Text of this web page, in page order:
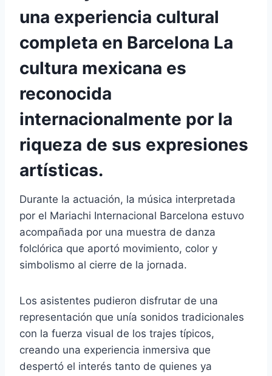
una experiencia cultural
completa en Barcelona La
cultura mexicana es
reconocida
internacionalmente por la
riqueza de sus expresiones
artísticas.
Durante la actuación, la música interpretada
por el Mariachi Internacional Barcelona estuvo
acompañada por una muestra de danza
folclórica que aportó movimiento, color y
simbolismo al cierre de la jornada.
Los asistentes pudieron disfrutar de una
representación que unía sonidos tradicionales
con la fuerza visual de los trajes típicos,
creando una experiencia inmersiva que
despertó el interés tanto de quienes ya